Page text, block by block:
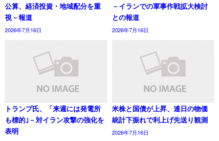
公算、経済投資・地域配分を重
視－報道
2026年7月16日
－イランでの軍事作戦拡大検討
との報道
2026年7月16日
トランプ氏、「来週には発電所
も標的｣－対イラン攻撃の強化を
表明
米株と国債が上昇、連日の物価
統計下振れで利上げ先送り観測
2026年7月16日